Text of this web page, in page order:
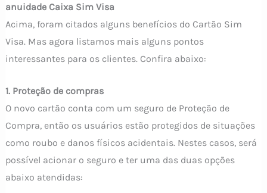
anuidade Caixa Sim Visa
Acima, foram citados alguns benefícios do Cartão Sim
Visa. Mas agora listamos mais alguns pontos
interessantes para os clientes. Confira abaixo:
1. Proteção de compras
O novo cartão conta com um seguro de Proteção de
Compra, então os usuários estão protegidos de situações
como roubo e danos físicos acidentais. Nestes casos, será
possível acionar o seguro e ter uma das duas opções
abaixo atendidas: